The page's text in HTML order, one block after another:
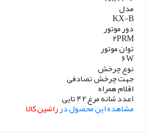
مدل
KX-B
دور موتور
2PRM
توان موتور
6W
نوع چرخش
جهت چرخش تصادفی
اقلام همراه
1عدد شانه مرغ 42 تایی
مشاهده این محصول درراشین کالا